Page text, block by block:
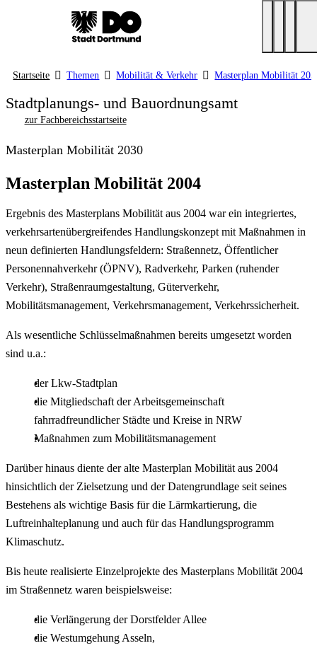
Startseite Themen Mobilität & Verkehr Masterplan Mobilität
Stadtplanungs- und Bauordnungsamt
zur Fachbereichsstartseite
Masterplan Mobilität 2030
Masterplan Mobilität 2004
Ergebnis des Masterplans Mobilität aus 2004 war ein integriertes,
verkehrsartenübergreifendes Handlungskonzept mit Maßnahmen in
neun definierten Handlungsfeldern: Straßennetz, Öffentlicher
Personennahverkehr (ÖPNV), Radverkehr, Parken (ruhender
Verkehr), Straßenraumgestaltung, Güterverkehr,
Mobilitätsmanagement, Verkehrsmanagement, Verkehrssicherheit.
Als wesentliche Schlüsselmaßnahmen bereits umgesetzt worden
sind u.a.:
der Lkw-Stadtplan
die Mitgliedschaft der Arbeitsgemeinschaft
fahrradfreundlicher Städte und Kreise in NRW
Maßnahmen zum Mobilitätsmanagement
Darüber hinaus diente der alte Masterplan Mobilität aus 2004
hinsichtlich der Zielsetzung und der Datengrundlage seit seines
Bestehens als wichtige Basis für die Lärmkartierung, die
Luftreinhalteplanung und auch für das Handlungsprogramm
Klimaschutz.
Bis heute realisierte Einzelprojekte des Masterplans Mobilität 2004
im Straßennetz waren beispielsweise:
die Verlängerung der Dorstfelder Allee
die Westumgehung Asseln,